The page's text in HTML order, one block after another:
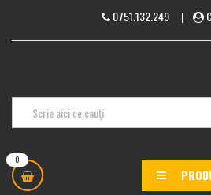
0751.132.249|
0